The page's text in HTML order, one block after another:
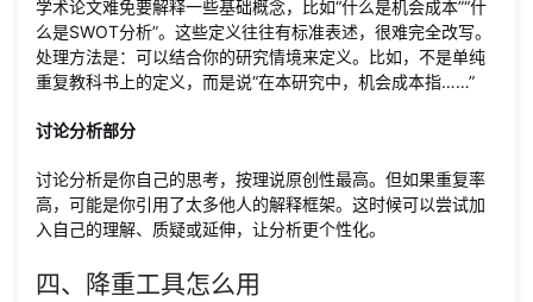
学术论文难免要解释一些基础概念，比如“什么是机会成本”“什
么是SWOT分析”。这些定义往往有标准表述，很难完全改写。
处理方法是：可以结合你的研究情境来定义。比如，不是单纯
重复教科书上的定义，而是说“在本研究中，机会成本指……”
讨论分析部分
讨论分析是你自己的思考，按理说原创性最高。但如果重复率
高，可能是你引用了太多他人的解释框架。这时候可以尝试加
入自己的理解、质疑或延伸，让分析更个性化。
四、降重工具怎么用